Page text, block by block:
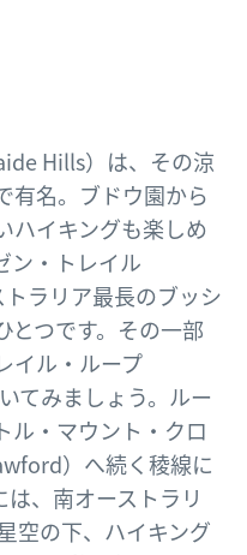
Hills）は、その涼
有名。ブドウ園から
ハイキングも楽しめ
ン・トレイル
トラリア最長のブッシ
とつです。その一部
イル・ループ
てみましょう。ルー
ル・マウント・クロ
）へ続く稜線に
、南オーストラリ
空の下、ハイキング